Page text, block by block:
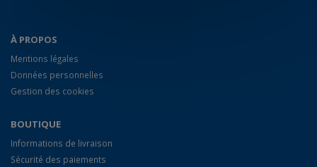
À PROPOS
Mentions légales
Données personnelles
Gestion des cookies
BOUTIQUE
Informations de livraison
Sécurité des paiements